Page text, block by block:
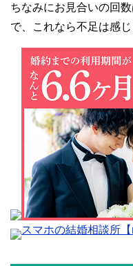
ちなみにお見合いの回
で、これなら不足は感じ
スマホの結婚相談所【